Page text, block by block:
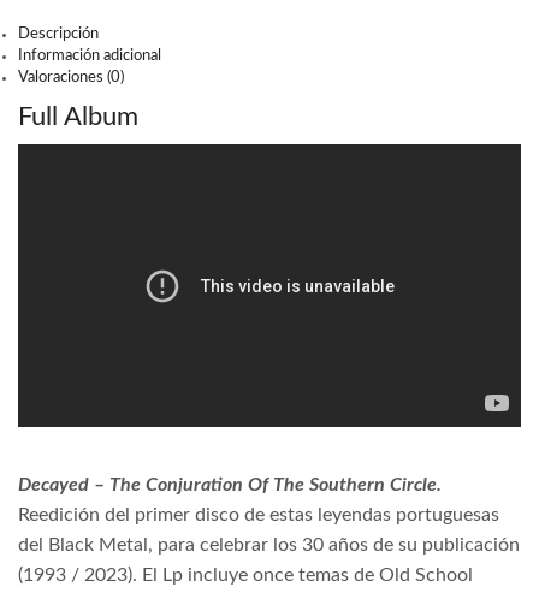
Descripción
Información adicional
Valoraciones (0)
Full Album
Decayed – The Conjuration Of The Southern Circle.
Reedición del primer disco de estas leyendas portuguesas
del Black Metal, para celebrar los 30 años de su publicación
(1993 / 2023). El Lp incluye once temas de Old School